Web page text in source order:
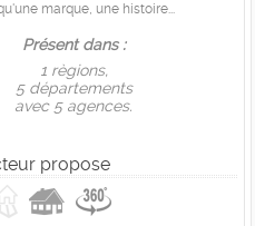
marque, une histoire...
Présent dans :
1 règions,
5 départements
avec 5 agences.
propose